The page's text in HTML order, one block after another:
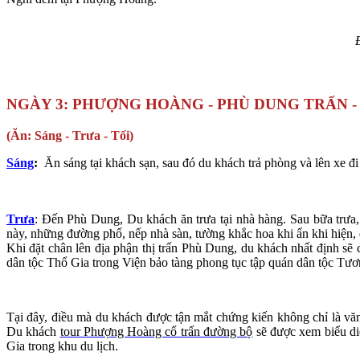
NGÀY 3: PHƯỢNG HOÀNG - PHÙ DUNG TRẤN
(Ăn: Sáng - Trưa - Tối)
Sáng: Ăn sáng tại khách sạn, sau đó du khách trả phòng và lên xe
Trưa: Đến Phù Dung, Du khách ăn trưa tại nhà hàng. Sau bữa
này, những đường phố, nếp nhà sàn, tường khắc hoa khi ẩn khi
Khi đặt chân lên địa phận thị trấn Phù Dung, du khách nhất định
dân tộc Thổ Gia trong Viện bảo tàng phong tục tập quán dân tộc
Tại đây, điều mà du khách được tận mắt chứng kiến không chỉ là
Du khách tour Phượng Hoàng cổ trấn đường bộ sẽ được xem biểu
Gia trong khu du lịch.